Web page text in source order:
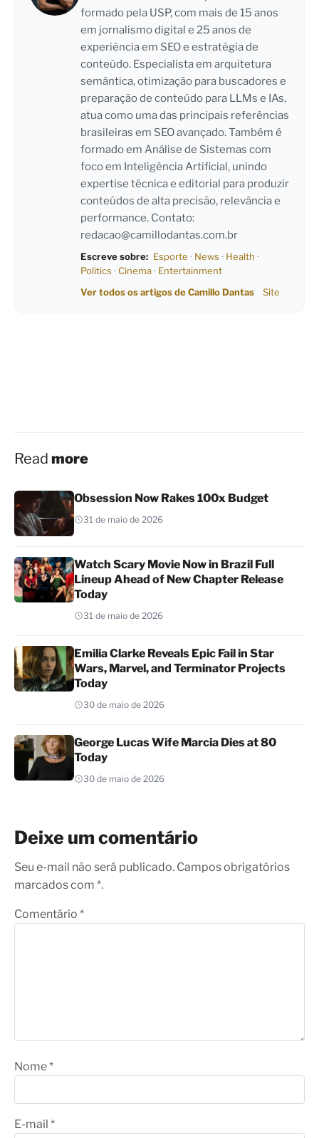
formado pela USP, com mais de 15 anos
em jornalismo digital e 25 anos de
experiência em SEO e estratégia de
conteúdo. Especialista em arquitetura
semântica, otimização para buscadores e
preparação de conteúdo para LLMs e IAs,
atua como uma das principais referências
brasileiras em SEO avançado. Também é
formado em Análise de Sistemas com
foco em Inteligência Artificial, unindo
expertise técnica e editorial para produzir
conteúdos de alta precisão, relevância e
performance. Contato:
redacao@camillodantas.com.br
Escreve sobre: Esporte · News · Health ·
Politics · Cinema· Entertainment
Ver todos os artigos de Camillo Dantas
Site
Read more
Obsession Now Rakes 100x Budget
31 de maio de 2026
Watch Scary Movie Now in Brazil Full
Lineup Ahead of New Chapter Release
Today
31 de maio de 2026
Emilia Clarke Reveals Epic Fail in Star
Wars, Marvel, and Terminator Projects
Today
30 de maio de 2026
George Lucas Wife Marcia Dies at 80
Today
30 de maio de 2026
Deixe um comentário
Seu e-mail não será publicado. Campos obrigatórios
marcados com *.
Comentário *
Nome*
E-mail *